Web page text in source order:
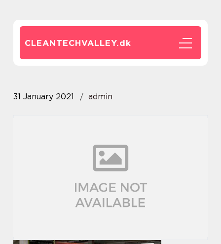
CLEANTECHVALLEY.dk
31 January 2021 admin